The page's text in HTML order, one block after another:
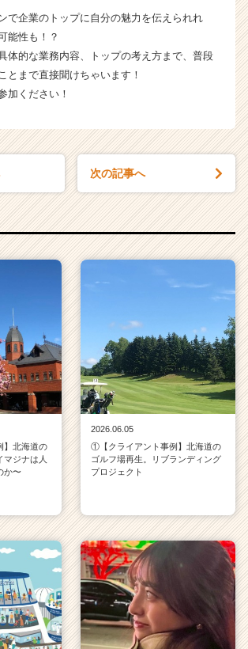
（C
e
e
r
C
r
で企業のトップに自分の魅力を伝えられれ
能性も！？
体的な業務内容、トップの考え方まで、普段
とまで直接聞けちゃいます！
加ください！
次の記事へ
】北海道の
マジナは人
か〜
2026.06.05
①【クライアント事例】北海道の
ゴルフ場再生。リブランディング
プロジェクト